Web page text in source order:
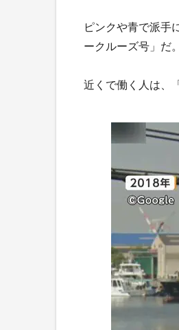
ピンクや青で派手
ークルーズ号」だ。
近くで働く人は、